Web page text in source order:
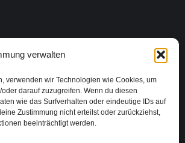
verwalten
verwenden wir Technologien wie Cookies, um
darauf zuzugreifen. Wenn du diesen
wie das Surfverhalten oder eindeutige IDs auf
Zustimmung nicht erteilst oder zurückziehst,
beeinträchtigt werden.